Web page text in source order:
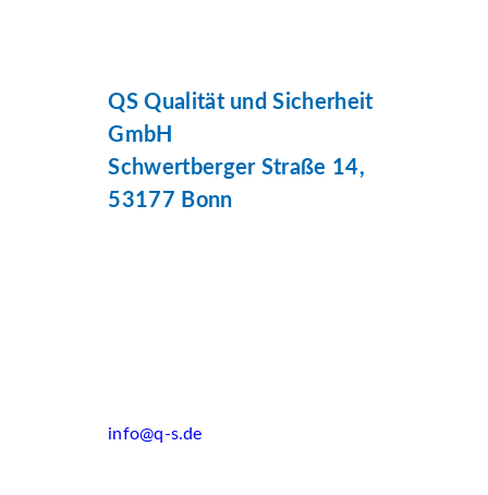
QS Qualität und Sicherheit
GmbH
Schwertberger Straße 14,
53177 Bonn
info@q-s.de